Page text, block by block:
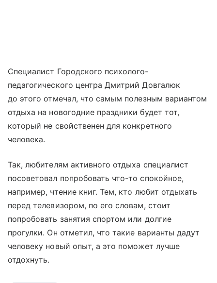
Специалист Городского психолого-
педагогического центра Дмитрий Довгалюк
до этого отмечал, что самым полезным вариантом
отдыха на новогодние праздники будет тот,
который не свойственен для конкретного
человека.
Так, любителям активного отдыха специалист
посоветовал попробовать что-то спокойное,
например, чтение книг. Тем, кто любит отдыхать
перед телевизором, по его словам, стоит
попробовать занятия спортом или долгие
прогулки. Он отметил, что такие варианты дадут
человеку новый опыт, а это поможет лучше
отдохнуть.